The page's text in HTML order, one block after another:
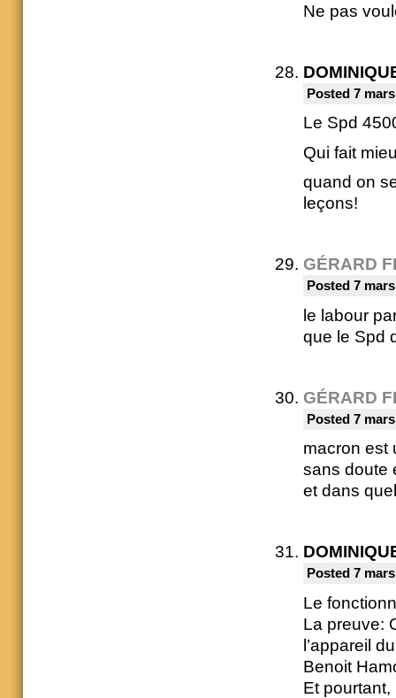
Ne pas
Posted 7
Le Spd
Qui fait
quand on
leçons!
GÉRARD
Posted 7
le labour
que le Spd
GÉRARD
Posted 7
macron est
sans doute
et dans
Posted 7
Le
La preuve:
l’appareil
Benoit
Et